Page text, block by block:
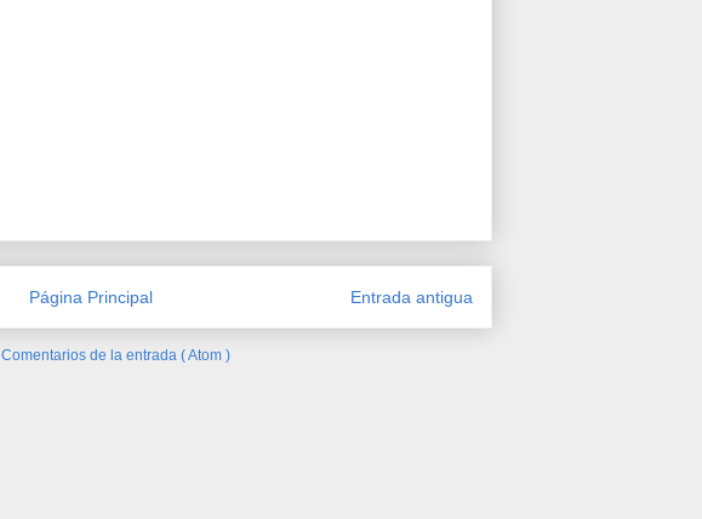
Entrada antigua
Página Principal
Comentarios de la entrada ( Atom )